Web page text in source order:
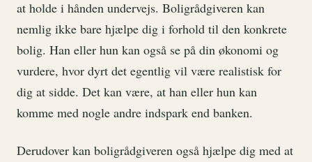
at holde i hånden undervejs. Boligrådgiveren kan
nemlig ikke bare hjælpe dig i forhold til den konkrete
bolig. Han eller hun kan også se på din økonomi og
vurdere, hvor dyrt det egentlig vil være realistisk for
dig at sidde. Det kan være, at han eller hun kan
komme med nogle andre indspark end banken.
Derudover kan boligrådgiveren også hjælpe dig med at